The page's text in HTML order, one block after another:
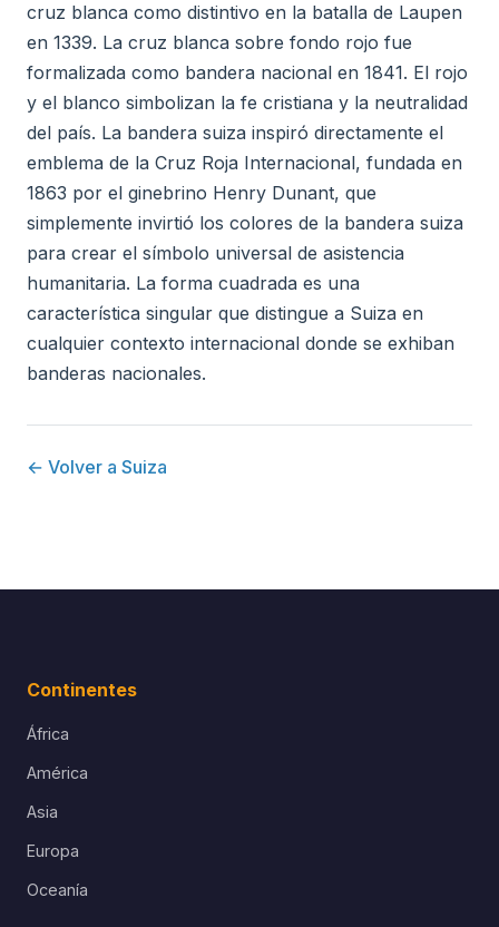
cruz blanca como distintivo en la batalla de Laupen
en 1339. La cruz blanca sobre fondo rojo fue
formalizada como bandera nacional en 1841. El rojo
y el blanco simbolizan la fe cristiana y la neutralidad
del país. La bandera suiza inspiró directamente el
emblema de la Cruz Roja Internacional, fundada en
1863 por el ginebrino Henry Dunant, que
simplemente invirtió los colores de la bandera suiza
para crear el símbolo universal de asistencia
humanitaria. La forma cuadrada es una
característica singular que distingue a Suiza en
cualquier contexto internacional donde se exhiban
banderas nacionales.
← Volver a Suiza
Continentes
África
América
Asia
Europa
Oceanía